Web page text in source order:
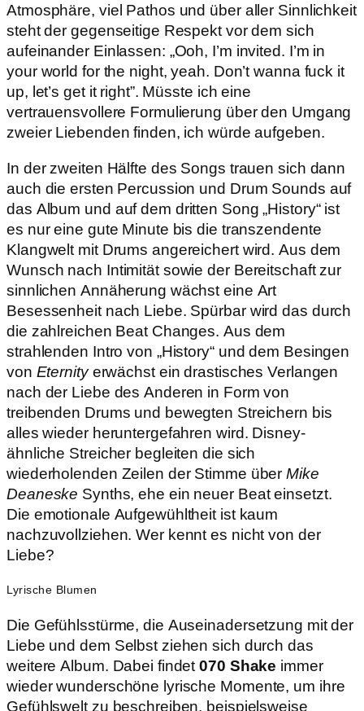
Atmosphäre, viel Pathos und über aller Sinnlichkeit
steht der gegenseitige Respekt vor dem sich
aufeinander Einlassen: „Ooh, I’m invited. I’m in
your world for the night, yeah. Don’t wanna fuck it
up, let’s get it right”. Müsste ich eine
vertrauensvollere Formulierung über den Umgang
zweier Liebenden finden, ich würde aufgeben.
In der zweiten Hälfte des Songs trauen sich dann
auch die ersten Percussion und Drum Sounds auf
das Album und auf dem dritten Song „History“ ist
es nur eine gute Minute bis die transzendente
Klangwelt mit Drums angereichert wird. Aus dem
Wunsch nach Intimität sowie der Bereitschaft zur
sinnlichen Annäherung wächst eine Art
Besessenheit nach Liebe. Spürbar wird das durch
die zahlreichen Beat Changes. Aus dem
strahlenden Intro von „History“ und dem Besingen
von Eternityerwächst ein drastisches Verlangen
nach der Liebe des Anderen in Form von
treibenden Drums und bewegten Streichern bis
alles wieder heruntergefahren wird. Disney-
ähnliche Streicher begleiten die sich
wiederholenden Zeilen der Stimme überMike
Deaneske Synths, ehe ein neuer Beat einsetzt.
Die emotionale Aufgewühltheit ist kaum
nachzuvollziehen. Wer kennt es nicht von der
Liebe?
Lyrische Blumen
Die Gefühlsstürme, die Auseinadersetzung mit der
Liebe und dem Selbst ziehen sich durch das
weitere Album. Dabei findet070 Shake immer
wieder wunderschöne lyrische Momente, um ihre
Gefühlswelt zu beschreiben, beispielsweise